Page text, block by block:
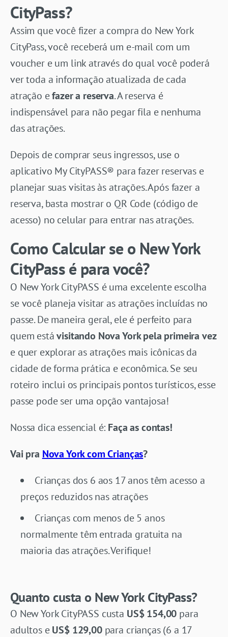
CityPass?
Assim que você fizer a compra do New York
CityPass, você receberá um e-mail com um
voucher e um link através do qual você poderá
ver toda a informação atualizada de cada
atração efazer a reserva. A reserva é
indispensável para não pegar fila e nenhuma
das atrações.
Depois de comprar seus ingressos, use o
aplicativo My CityPASS® para fazer reservas e
planejar suas visitas às atrações. Após fazer a
reserva, basta mostrar o QR Code (código de
acesso) no celular para entrar nas atrações.
Como Calcular se o New York
CityPass é para você?
O New York CityPASS é uma excelente escolha
se você planeja visitar as atrações incluídas no
passe. De maneira geral, ele é perfeito para
quem estávisitando Nova York pela primeira vez
e quer explorar as atrações mais icônicas da
cidade de forma prática e econômica. Se seu
roteiro inclui os principais pontos turísticos, esse
passe pode ser uma opção vantajosa!
Nossa dica essencial é: Faça as contas!
Vai pra Nova York com Crianças?
Crianças dos 6 aos 17 anos têm acesso a
preços reduzidos nas atrações
Crianças com menos de 5 anos
normalmente têm entrada gratuita na
maioria das atrações. Verifique!
Quanto custa o New York CityPass?
O New York CityPASS custa US$ 154,00 para
adultos eUS$ 129,00para crianças (6 a 17